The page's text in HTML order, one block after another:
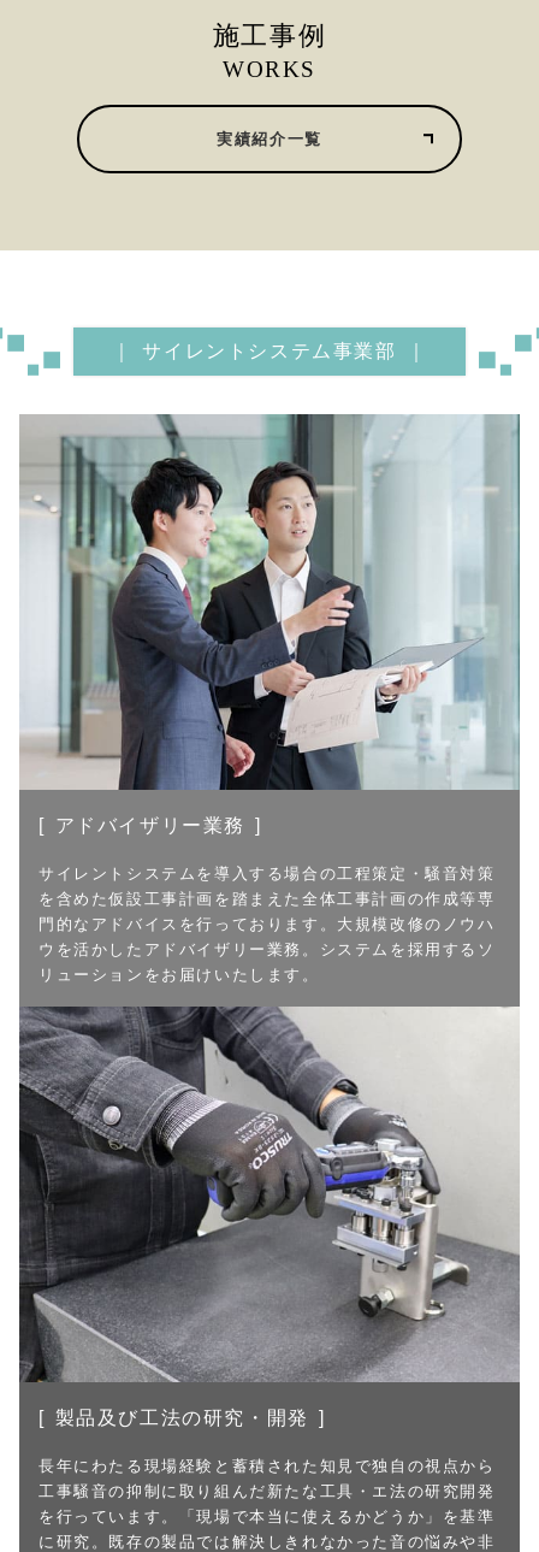
施工事例
WORKS
実績紹介一覧
サイレントシステム事業部
アドバイザリー業務
サイレントシステムを導入する場合の工程策定・騒音対策
を含めた仮設工事計画を踏まえた全体工事計画の作成等専
門的なアドバイスを行っております。大規模改修のノウハ
ウを活かしたアドバイザリー業務。システムを採用するソ
リューションをお届けいたします。
製品及び工法の研究・開発
長年にわたる現場経験と蓄積された知見で独自の視点から
工事騒音の抑制に取り組んだ新たな工具・エ法の研究開発
を行っています。「現場で本当に使えるかどうか」を基準
に研究。既存の製品では解決しきれなかった音の悩みや非